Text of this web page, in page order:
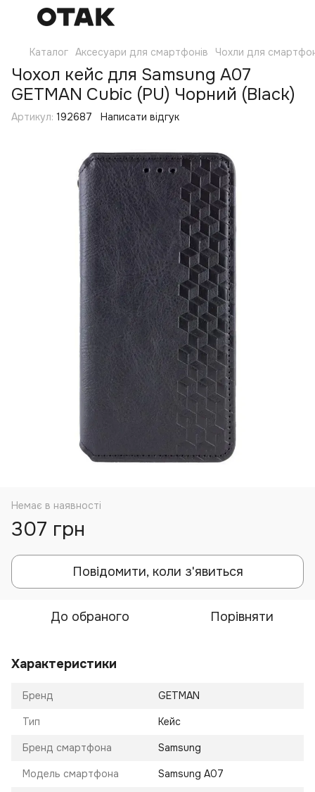
Каталог Аксесуари для смартфонів Чохли для
Чохол кейс для Samsung A07
GETMAN Cubic (PU) Чорний (Black)
Артикул: 192687 Написати відгук
Немає в наявності
307 грн
Повідомити, коли з'явиться
До обраного Порівняти
Характеристики
Бренд GETMAN
Тип Кейс
Бренд смартфона Samsung
Модель смартфона Samsung A07